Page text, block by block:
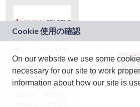
ドコモグループの新
規事業創出プログラ
ム「docomo
STARTUP」を通じて
On our website we use some
necessary for our site to work
information about how our site is